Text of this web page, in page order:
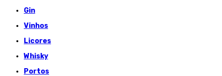
Gin
Vinhos
Licores
Whisky
Portos